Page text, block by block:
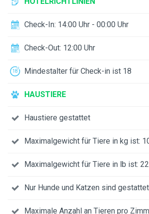
Check-In: 14:00 Uhr - 00:00 Uhr
Check-Out: 12:00 Uhr
Mindestalter für Check-in ist 18
HAUSTIERE
Haustiere gestattet
Maximalgewicht für Tiere in kg ist:
Maximalgewicht für Tiere in lb ist: 22
Nur Hunde und Katzen sind gestattet
Maximale Anzahl an Tieren pro